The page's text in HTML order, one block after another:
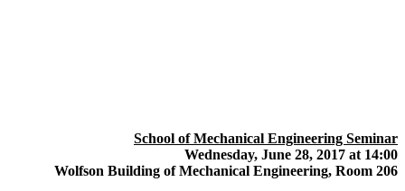
School of Mechanical Engineering Seminar
Wednesday, June 28, 2017 at 14:00
Wolfson Building of Mechanical Engineering, Room 206